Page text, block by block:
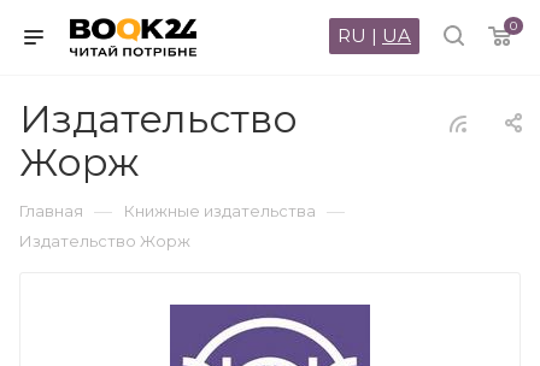
0
RU | UA
Издательство
Жорж
Главная — Книжные издательства —
Издательство Жорж